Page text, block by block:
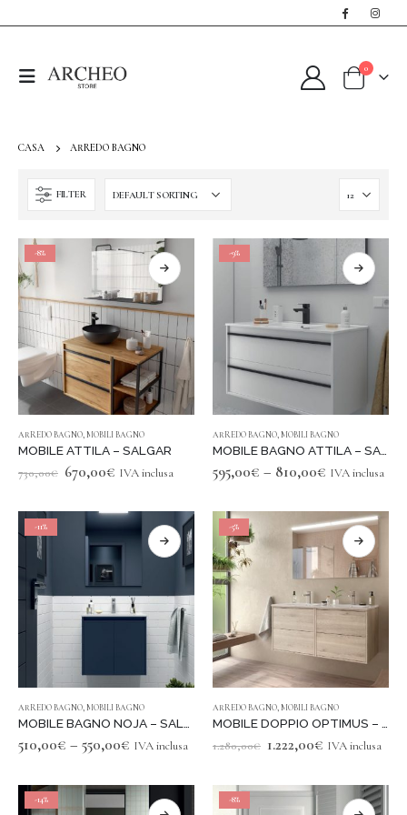
0
CASA ARREDO BAGNO
FILTER
-8%
product
multiple
The
options
may
chosen
product
ARREDO BAGNO,MOBILI BAGNO
MOBILE ATTILA – SALGAR
730,00€ Original
price
730,00€.
670,00€Current
670,00€.
IVA inclusa
-9%
product
multiple
The
options
may
be
chosen
the
product
page
ARREDO BAGNO,MOBILI BAGNO
595,00€ – 810,00€ IVA inclusa
-11%
product
multiple
The
ARREDO BAGNO,MOBILI BAGNO
MOBILE BAGNO NOJA – SALGAR
510,00€ – 550,00€ IVA inclusa
-5%
product
multiple
The
ARREDO BAGNO,MOBILI BAGNO
MOBILE DOPPIO OPTIMUS – SALGAR
1.280,00€ Original
price
1.280,00€.
1.222,00€Current
1.222,00€.
IVA inclusa
-14% -8%